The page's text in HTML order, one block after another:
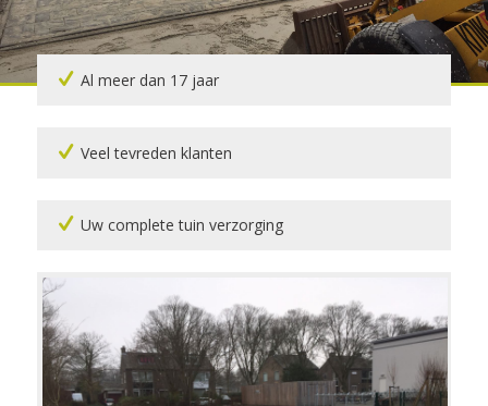
Al meer dan 17 jaar
Veel tevreden klanten
Uw complete tuin verzorging